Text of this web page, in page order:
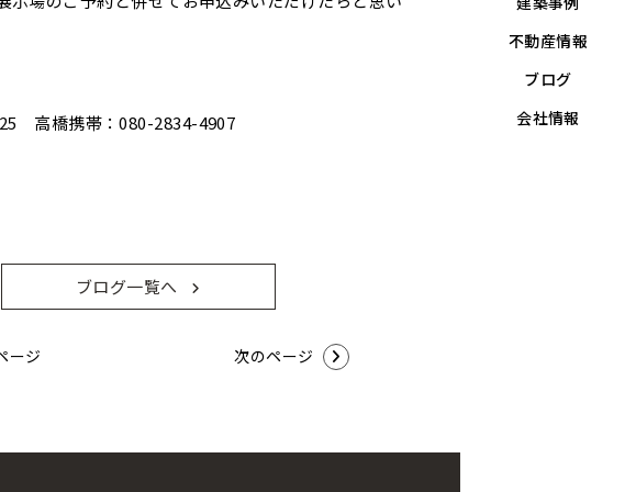
不動産情報
ブログ
会社情報
高橋携帯：080-2834-4907
ブログ一覧へ
ージ 次のページ